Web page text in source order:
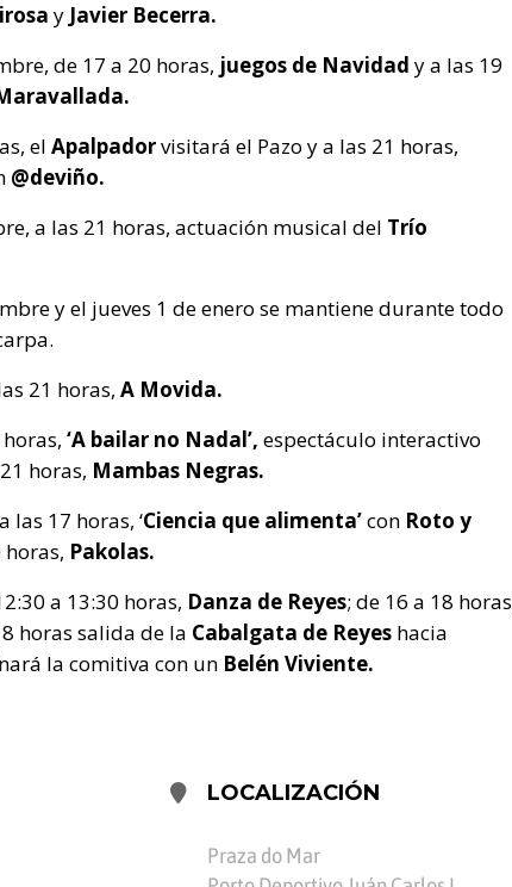
y Javier Becerra.
de 17 a 20 horas, juegos de Navidad y a las 19
el Apalpadorvisitará el Pazo y a las 21 horas,
@deviño.
a las 21 horas, actuación musical del Trío
y el jueves 1 de enero se mantiene durante todo
21 horas, A Movida.
‘A bailar no Nadal’, espectáculo interactivo
horas, Mambas Negras.
las 17 horas, ‘Ciencia que alimenta’con Roto y
horas, Pakolas.
a 13:30 horas, Danza de Reyes; de 16 a 18
horas salida de la Cabalgata de Reyes hacia
la comitiva con un Belén Viviente.
LOCALIZACIÓN
Praza do Mar